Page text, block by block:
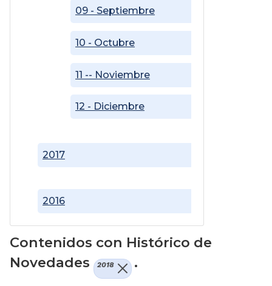
2016
2017
09 - Septiembre
10 - Octubre
11 -- Noviembre
12 - Diciembre
Contenidos con Histórico de
Novedades
2018 .